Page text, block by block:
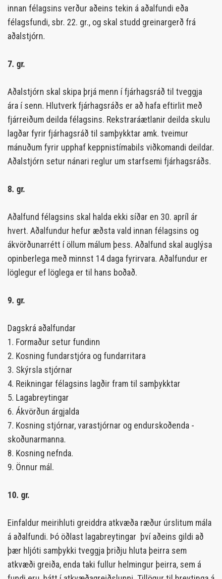
innan félagsins verður aðeins tekin á aðalfundi eða
félagsfundi, sbr. 22. gr., og skal studd greinargerð frá
aðalstjórn.
7. gr.
Aðalstjórn skal skipa þrjá menn í fjárhagsráð til tveggja
ára í senn. Hlutverk fjárhagsráðs er að hafa eftirlit með
fjárreiðum deilda félagsins. Rekstraráætlanir deilda skulu
lagðar fyrir fjárhagsráð til samþykktar amk. tveimur
mánuðum fyrir upphaf keppnistímabils viðkomandi deildar.
Aðalstjórn setur nánari reglur um starfsemi fjárhagsráðs.
8. gr.
Aðalfund félagsins skal halda ekki síðar en 30. apríl ár
hvert. Aðalfundur hefur æðsta vald innan félagsins og
ákvörðunarrétt í öllum málum þess. Aðalfund skal auglýsa
opinberlega með minnst 14 daga fyrirvara. Aðalfundur er
löglegur ef löglega er til hans boðað.
9. gr.
Dagskrá aðalfundar
1. Formaður setur fundinn
2. Kosning fundarstjóra og fundarritara
3. Skýrsla stjórnar
4. Reikningar félagsins lagðir fram til samþykktar
5. Lagabreytingar
6. Ákvörðun árgjalda
7. Kosning stjórnar, varastjórnar og endurskoðenda -
skoðunarmanna.
8. Kosning nefnda.
9. Önnur mál.
10. gr.
Einfaldur meirihluti greiddra atkvæða ræður úrslitum mála
á aðalfundi. Þó öðlast lagabreytingar því aðeins gildi að
þær hljóti samþykki tveggja þriðju hluta þeirra sem
atkvæði greiða, enda taki fullur helmingur þeirra, sem á